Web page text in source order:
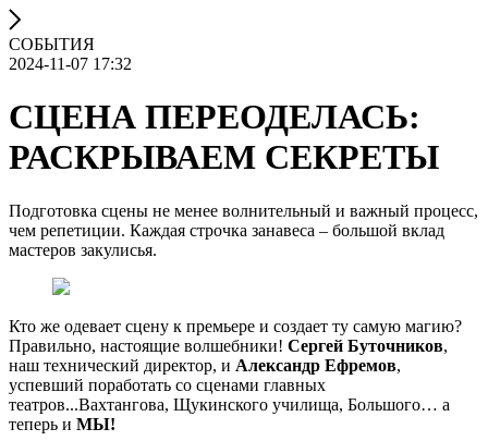
СОБЫТИЯ
2024-11-07 17:32
СЦЕНА ПЕРЕОДЕЛАСЬ:
РАСКРЫВАЕМ СЕКРЕТЫ
Подготовка сцены не менее волнительный и важный процесс,
чем репетиции. Каждая строчка занавеса – большой вклад
мастеров закулисья.
Кто же одевает сцену к премьере и создает ту самую магию?
Правильно, настоящие волшебники! Сергей Буточников,
наш технический директор, и Александр Ефремов,
успевший поработать со сценами главных
театров...Вахтангова, Щукинского училища, Большого… а
теперь и МЫ!